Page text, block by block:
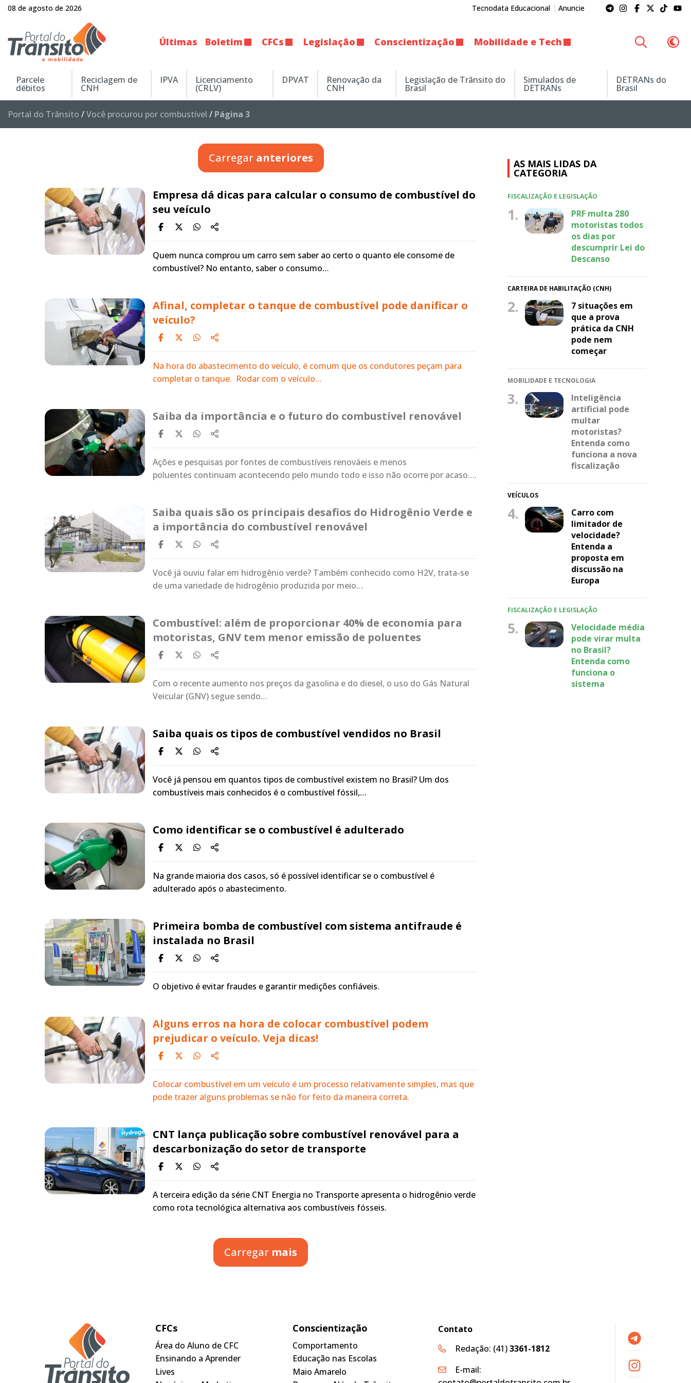
08 de agosto de 2026 Tecnodata Educacional Anuncie
Últimas Boletim CFCs Legislação Conscientização Mobilidade e Tech
Parcele
débitos
Reciclagem de
CNH
IPVA Licenciamento
(CRLV)
DPVAT Renovação da
CNH
Legislação de Trânsito do
Brasil
Simulados de
DETRANs
DETRANs do
Brasil
Portal do Trânsito /Você procurou por combustível / Página 3
Carregar anteriores
Empresa dá dicas para calcular o consumo de combustível do
seu veículo
Quem nunca comprou um carro sem saber ao certo o quanto ele consome de
combustível? No entanto, saber o consumo…
Afinal, completar o tanque de combustível pode danificar o
veículo?
Na hora do abastecimento do veículo, é comum que os condutores peçam para
completar o tanque. Rodar com o veículo…
Saiba da importância e o futuro do combustível renovável
Ações e pesquisas por fontes de combustíveis renováeis e menos
poluentes continuam acontecendo pelo mundo todo e isso não ocorre por acaso….
Saiba quais são os principais desafios do Hidrogênio Verde e
a importância do combustível renovável
Você já ouviu falar em hidrogênio verde? Também conhecido como H2V, trata-se
de uma variedade de hidrogênio produzida por meio…
Combustível: além de proporcionar 40% de economia para
motoristas, GNV tem menor emissão de poluentes
Com o recente aumento nos preços da gasolina e do diesel, o uso do Gás Natural
Veicular (GNV) segue sendo…
Saiba quais os tipos de combustível vendidos no Brasil
Você já pensou em quantos tipos de combustível existem no Brasil? Um dos
combustíveis mais conhecidos é o combustível fóssil,…
Como identificar se o combustível é adulterado
Na grande maioria dos casos, só é possível identificar se o combustível é
adulterado após o abastecimento.
Primeira bomba de combustível com sistema antifraude é
instalada no Brasil
O objetivo é evitar fraudes e garantir medições confiáveis.
Alguns erros na hora de colocar combustível podem
prejudicar o veículo. Veja dicas!
Colocar combustível em um veículo é um processo relativamente simples, mas que
pode trazer alguns problemas se não for feito da maneira correta.
CNT lança publicação sobre combustível renovável para a
descarbonização do setor de transporte
A terceira edição da série CNT Energia no Transporte apresenta o hidrogênio verde
como rota tecnológica alternativa aos combustíveis fósseis.
Carregar mais
AS MAIS LIDAS DA
CATEGORIA
FISCALIZAÇÃO E LEGISLAÇÃO
1.
PRF multa 280
motoristas todos
os dias por
descumprir Lei do
Descanso
CARTEIRA DE HABILITAÇÃO (CNH)
2.
7 situações em
que a prova
prática da CNH
pode nem
começar
MOBILIDADE E TECNOLOGIA
3.
Inteligência
artificial pode
multar
motoristas?
Entenda como
funciona a nova
fiscalização
VEÍCULOS
4.
Carro com
limitador de
velocidade?
Entenda a
proposta em
discussão na
Europa
FISCALIZAÇÃO E LEGISLAÇÃO
5.
Velocidade média
pode virar multa
no Brasil?
Entenda como
funciona o
sistema
CFCs
Área do Aluno de CFC
Ensinando a Aprender
Lives
Conscientização
Comportamento
Educação nas Escolas
Maio Amarelo
Contato
Redação: (41)3361-1812
E-mail: